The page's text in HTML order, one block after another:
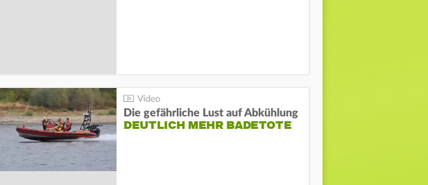
Die gefährliche Lust auf Abkühlung
DEUTLICH MEHR BADETOTE